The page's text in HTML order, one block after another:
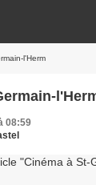
l'Herm
08:59